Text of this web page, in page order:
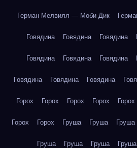
Герман Мелвилл — Моби Дик
Говядина Говядина Говядина
Говядина Говядина Говядина
Говядина Говядина Говядина
Горох Горох Горох Горох Горох
Горох Горох Груша Груша Груша
Груша Груша Груша Груша